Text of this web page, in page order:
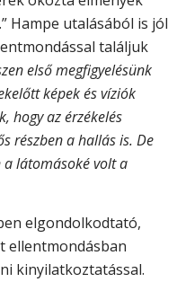
Hampe utalásából is jól
találjuk
első megfigyelésünk
képek és víziók
hogy az érzékelés
részben a hallás is. De
a látomásoké volt a
elgondolkodtató,
ellentmondásban
kinyilatkoztatással.